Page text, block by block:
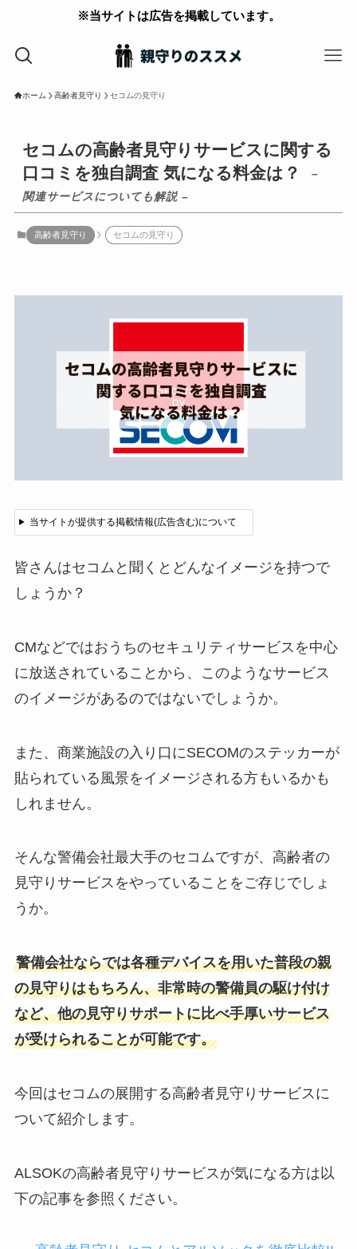
※当サイトは広告を掲載しています。
ホーム 高齢者見守り セコムの見守り
セコムの高齢者見守りサービスに関する
口コミを独自調査 気になる料金は？
–
関連サービスについても解説 –
高齢者見守り セコムの見守り
当サイトが提供する掲載情報(広告含む)について
皆さんはセコムと聞くとどんなイメージを持つで
しょうか？
CMなどではおうちのセキュリティサービスを中心
に放送されていることから、このようなサービス
のイメージがあるのではないでしょうか。
また、商業施設の入り口にSECOMのステッカーが
貼られている風景をイメージされる方もいるかも
しれません。
そんな警備会社最大手のセコムですが、高齢者の
見守りサービスをやっていることをご存じでしょ
うか。
警備会社ならでは各種デバイスを用いた普段の親
の見守りはもちろん、非常時の警備員の駆け付け
など、他の見守りサポートに比べ手厚いサービス
が受けられることが可能です。
今回はセコムの展開する高齢者見守りサービスに
ついて紹介します。
ALSOKの高齢者見守りサービスが気になる方は以
下の記事を参照ください。